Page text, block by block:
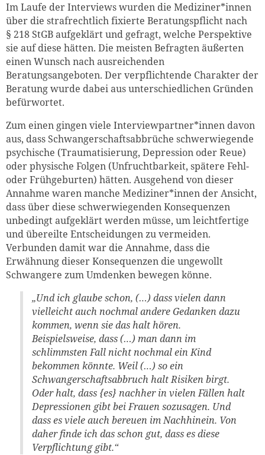
Im Laufe der Interviews wurden die Mediziner*innen
über die strafrechtlich fixierte Beratungspflicht nach
§ 218 StGB aufgeklärt und gefragt, welche Perspektive
sie auf diese hätten. Die meisten Befragten äußerten
einen Wunsch nach ausreichenden
Beratungsangeboten. Der verpflichtende Charakter der
Beratung wurde dabei aus unterschiedlichen Gründen
befürwortet.
Zum einen gingen viele Interviewpartner*innen davon
aus, dass Schwangerschaftsabbrüche schwerwiegende
psychische (Traumatisierung, Depression oder Reue)
oder physische Folgen (Unfruchtbarkeit, spätere Fehl-
oder Frühgeburten) hätten. Ausgehend von dieser
Annahme waren manche Mediziner*innen der Ansicht,
dass über diese schwerwiegenden Konsequenzen
unbedingt aufgeklärt werden müsse, um leichtfertige
und übereilte Entscheidungen zu vermeiden.
Verbunden damit war die Annahme, dass die
Erwähnung dieser Konsequenzen die ungewollt
Schwangere zum Umdenken bewegen könne.
„Und ich glaube schon, (…) dass vielen dann
vielleicht auch nochmal andere Gedanken dazu
kommen, wenn sie das halt hören.
Beispielsweise, dass (…) man dann im
schlimmsten Fall nicht nochmal ein Kind
bekommen könnte. Weil (…) so ein
Schwangerschaftsabbruch halt Risiken birgt.
Oder halt, dass {es} nachher in vielen Fällen halt
Depressionen gibt bei Frauen sozusagen. Und
dass es viele auch bereuen im Nachhinein. Von
daher finde ich das schon gut, dass es diese
Verpflichtung gibt.“